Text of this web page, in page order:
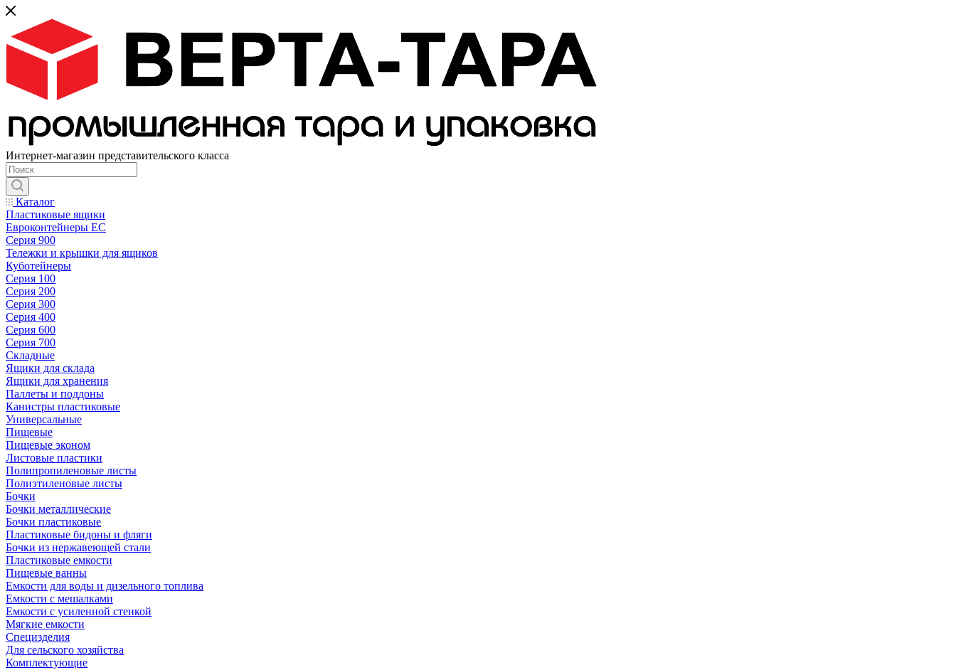
Интернет-магазин представительского класса
Каталог
Пластиковые ящики
Евроконтейнеры ЕС
Серия 900
Тележки и крышки для ящиков
Куботейнеры
Серия 100
Серия 200
Серия 300
Серия 400
Серия 600
Серия 700
Складные
Ящики для склада
Ящики для хранения
Паллеты и поддоны
Канистры пластиковые
Универсальные
Пищевые
Пищевые эконом
Листовые пластики
Полипропиленовые листы
Полиэтиленовые листы
Бочки
Бочки металлические
Бочки пластиковые
Пластиковые бидоны и фляги
Бочки из нержавеющей стали
Пластиковые емкости
Пищевые ванны
Емкости для воды и дизельного топлива
Емкости с мешалками
Емкости с усиленной стенкой
Мягкие емкости
Специзделия
Для сельского хозяйства
Комплектующие